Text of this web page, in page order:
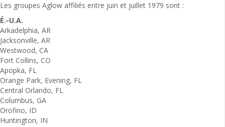
Les groupes Aglow affiliés entre juin et juillet 1979 sont :
É.-U.A.
Arkadelphia, AR
Jacksonville, AR
Westwood, CA
Fort Collins, CO
Apopka, FL
Orange Park, Evening, FL
Central Orlando, FL
Columbus, GA
Orofino, ID
Huntington, IN